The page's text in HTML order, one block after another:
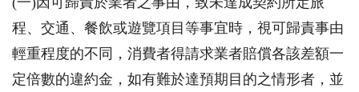
程、交通、餐飲或遊覽項目等事宜時，視可歸責事由
輕重程度的不同，消費者得請求業者賠償各該差額一
定倍數的違約金，如有難於達預期目的之情形者，並